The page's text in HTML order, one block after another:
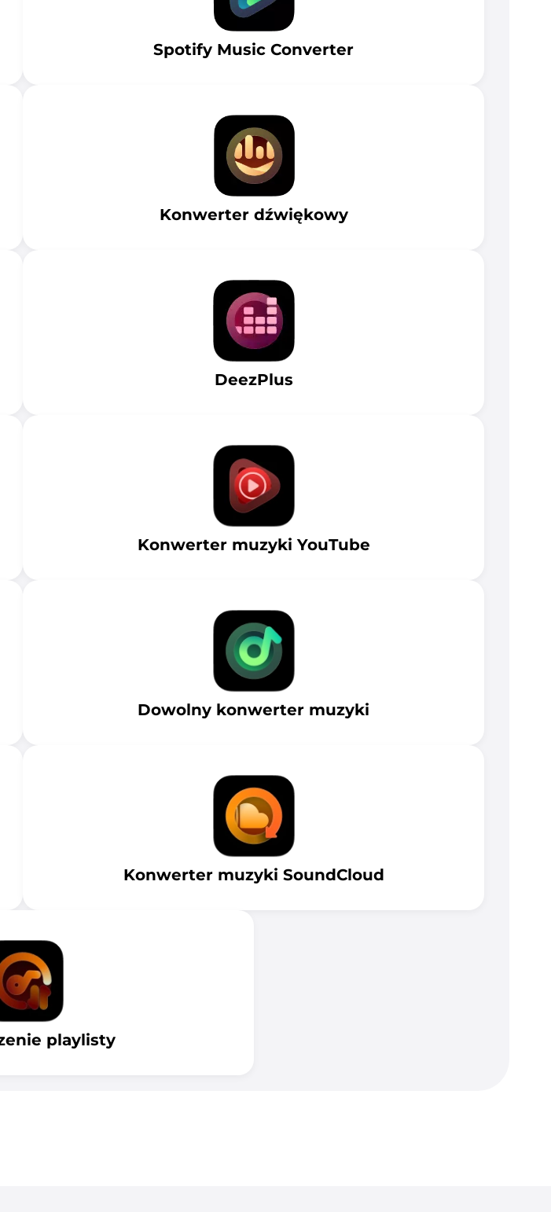
Spotify Music Converter
Konwerter dźwiękowy
DeezPlus
Konwerter muzyki YouTube
Dowolny konwerter muzyki
Konwerter muzyki SoundCloud
playlisty